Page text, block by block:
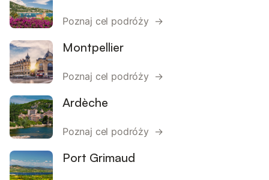
Poznaj cel podróży →
Montpellier
Poznaj cel podróży →
Ardèche
Poznaj cel podróży →
Port Grimaud